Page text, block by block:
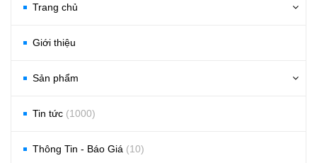
Trang chủ
Giới thiệu
Sản phẩm
Tin tức (1000)
Thông Tin - Báo Giá (10)